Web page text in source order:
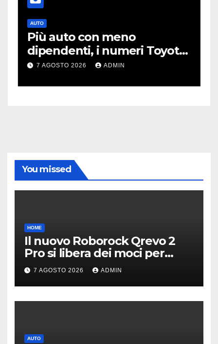
AUTO
Più auto con meno
dipendenti, i numeri Toyota
che “scuotono” Volkswagen
7 AGOSTO 2026 ADMIN
You missed
HOME
Il nuovo Roborock Qrevo 2
Pro si libera dei moci per
pulire i tappeti | PREZZO
7 AGOSTO 2026 ADMIN
AUTO